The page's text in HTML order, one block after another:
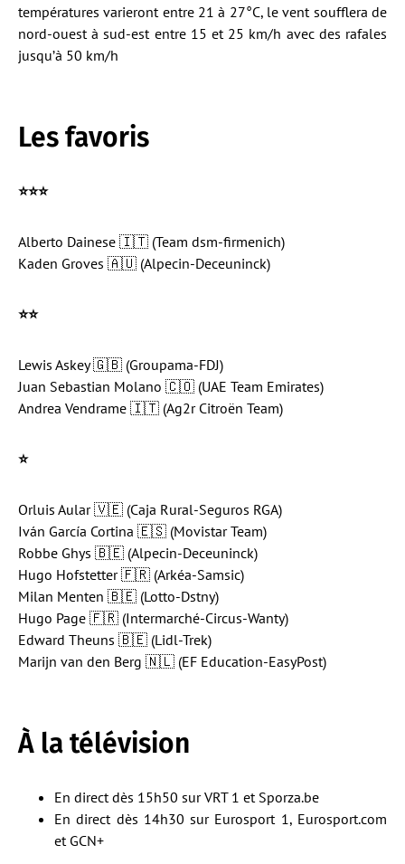
températures varieront entre 21 à 27°C, le vent soufflera de
nord-ouest à sud-est entre 15 et 25 km/h avec des rafales
jusqu’à 50 km/h
Les favoris
⭐️⭐️⭐️
Alberto Dainese 🇮🇹 (Team dsm-firmenich)
Kaden Groves 🇦🇺 (Alpecin-Deceuninck)
⭐️⭐️
Lewis Askey 🇬🇧 (Groupama-FDJ)
Juan Sebastian Molano 🇨🇴 (UAE Team Emirates)
Andrea Vendrame 🇮🇹 (Ag2r Citroën Team)
⭐️
Orluis Aular 🇻🇪 (Caja Rural-Seguros RGA)
Iván García Cortina 🇪🇸 (Movistar Team)
Robbe Ghys 🇧🇪 (Alpecin-Deceuninck)
Hugo Hofstetter 🇫🇷 (Arkéa-Samsic)
Milan Menten 🇧🇪 (Lotto-Dstny)
Hugo Page 🇫🇷 (Intermarché-Circus-Wanty)
Edward Theuns 🇧🇪 (Lidl-Trek)
Marijn van den Berg 🇳🇱 (EF Education-EasyPost)
À la télévision
En direct dès 15h50 sur VRT 1 et Sporza.be
En direct dès 14h30 sur Eurosport 1, Eurosport.com
et GCN+